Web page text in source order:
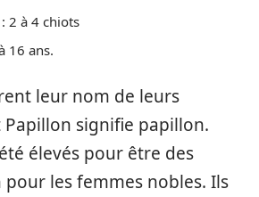
2 à 4 chiots
16 ans.
leur nom de leurs
Papillon signifie papillon.
élevés pour être des
pour les femmes nobles. Ils